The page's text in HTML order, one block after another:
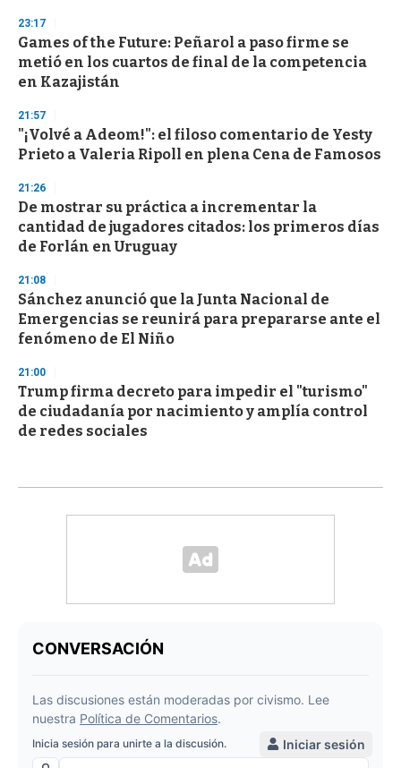
23:17
Games of the Future: Peñarol a paso firme se
metió en los cuartos de final de la competencia
en Kazajistán
21:57
"¡Volvé a Adeom!": el filoso comentario de Yesty
Prieto a Valeria Ripoll en plena Cena de Famosos
21:26
De mostrar su práctica a incrementar la
cantidad de jugadores citados: los primeros días
de Forlán en Uruguay
21:08
Sánchez anunció que la Junta Nacional de
Emergencias se reunirá para prepararse ante el
fenómeno de El Niño
21:00
Trump firma decreto para impedir el "turismo"
de ciudadanía por nacimiento y amplía control
de redes sociales